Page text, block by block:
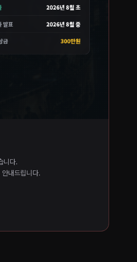
니다.
내드립니다.